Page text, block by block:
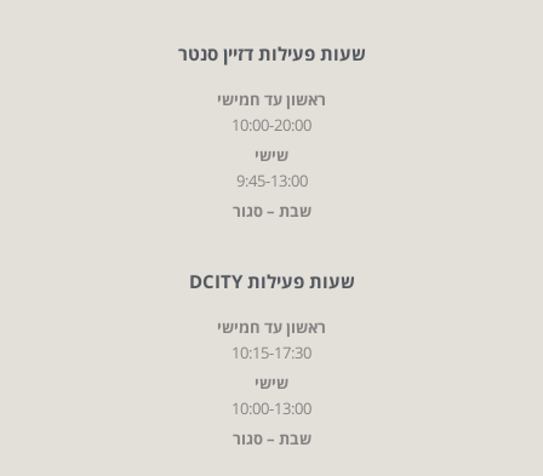
שעות פעילות דזיין סנטר
ראשון עד חמישי
10:00-20:00
שישי
9:45-13:00
שבת – סגור
שעות פעילות DCITY
ראשון עד חמישי
10:15-17:30
שישי
10:00-13:00
שבת – סגור